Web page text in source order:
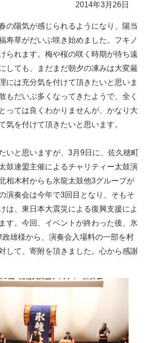
2014年3月26日
の陽気が感じられるようになり、陽当
寿草がだいぶ咲き始めました。フキノ
られます。梅や桜の咲く時期が待ち遠
しても、まだまだ朝夕の凍みは大変厳
には充分気を付けて頂きたいと思いま
もだいぶ多くなってきたようで、全く
っては良くわかりませんが、かなり大
気を付けて頂きたいと思います。
いと思いますが、3月9日に、佐久穂町
鼓連盟主催によるチャリティー太鼓演
相木村からも氷龍太鼓他3グループが
演奏会は今年で3回目となり、そもそ
は、東日本大震災による復興支援によ
す。今回、イベントが終わった後、氷
雄様から、演奏会入場料の一部を村
して、寄附を頂きました。心から感謝